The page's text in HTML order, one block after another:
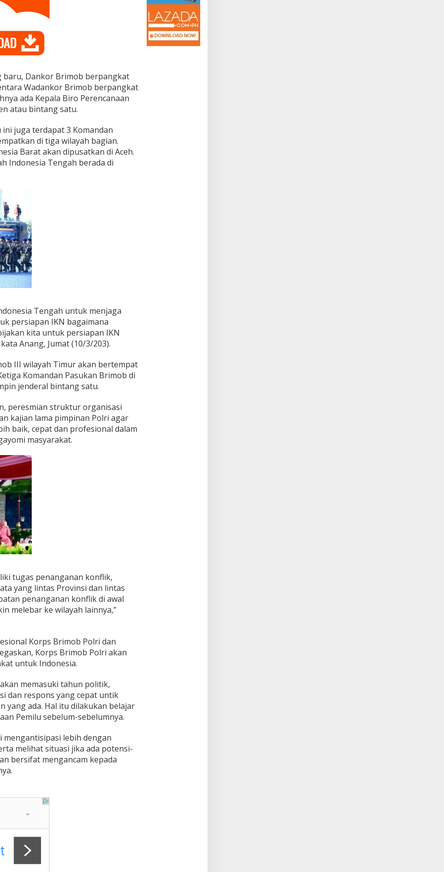
Dankor Brimob berpangkat
Wadankor Brimob berpangkat
ada Kepala Biro Perencanaan
atau bintang satu.
juga terdapat 3 Komandan
di tiga wilayah bagian.
Barat akan dipusatkan di Aceh.
Indonesia Tengah berada di
Tengah untuk menjaga
persiapan IKN bagaimana
kita untuk persiapan IKN
Anang, Jumat (10/3/203).
III wilayah Timur akan bertempat
Komandan Pasukan Brimob di
jenderal bintang satu.
peresmian struktur organisasi
kajian lama pimpinan Polri agar
baik, cepat dan profesional dalam
masyarakat.
tugas penanganan konflik,
yang lintas Provinsi dan lintas
penanganan konflik di awal
melebar ke wilayah lainnya,”
Korps Brimob Polri dan
Korps Brimob Polri akan
untuk Indonesia.
memasuki tahun politik,
dan respons yang cepat untik
yang ada. Hal itu dilakukan belajar
Pemilu sebelum-sebelumnya.
lebih dengan
melihat situasi jika ada potensi-
bersifat mengancam kepada